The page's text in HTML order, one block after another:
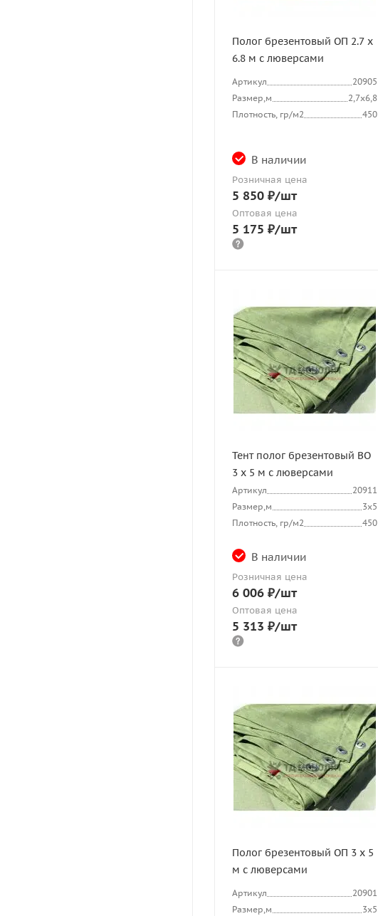
Полог брезентовый ОП 2.7 х
6.8 м с люверсами
Артикул
20905
Размер,м
2,7х6,8
Плотность, гр/м2
450
В наличии
Розничная цена
5 850 ₽/шт
Оптовая цена
5 175 ₽/шт
Тент полог брезентовый ВО
3 х 5 м с люверсами
Артикул
20911
Размер,м
3х5
Плотность, гр/м2
450
В наличии
Розничная цена
6 006 ₽/шт
Оптовая цена
5 313 ₽/шт
Полог брезентовый ОП 3 х 5
м с люверсами
Артикул
20901
Размер,м
3х5